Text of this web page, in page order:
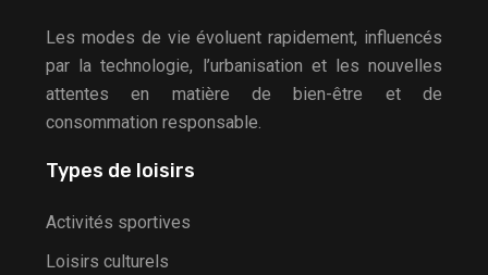
Les modes de vie évoluent rapidement, influencés
par la technologie, l’urbanisation et les nouvelles
attentes en matière de bien-être et de
consommation responsable.
Types de loisirs
Activités sportives
Loisirs culturels